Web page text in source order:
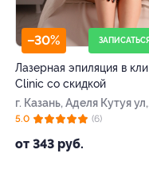
–30%
Лазерная эпиляция в
Clinic со скидкой
г. Казань, Аделя Кутуя ул,
д. 110д, к. 3
от 343 руб.
5.0 (6)